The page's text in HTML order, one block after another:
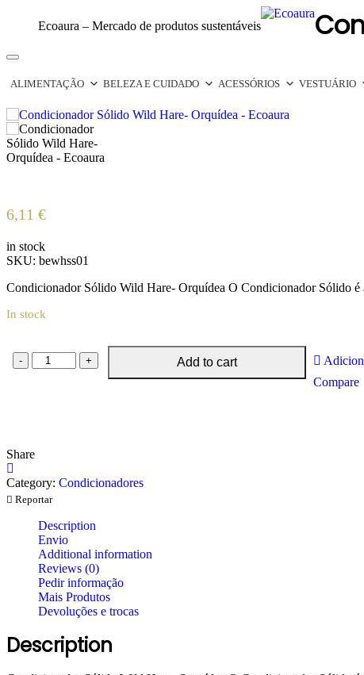
Ecoaura – Mercado de produtos sustentáveis
Toggle
ALIMENTAÇÃO
BELEZA E CUIDADO ACESSÓRIOS VESTUÁRIO
6,11 €
in stock
SKU: bewhss01
Condicionador Sólido Wild Hare- Orquídea O Condicionador Sólido é
In stock
Condicionador
Sólido
Add to cart
Compare
Share
Category: Condicionadores
Reportar
Description
Envio
Additional information
Reviews (0)
Pedir informação
Mais Produtos
Devoluções e trocas
Description